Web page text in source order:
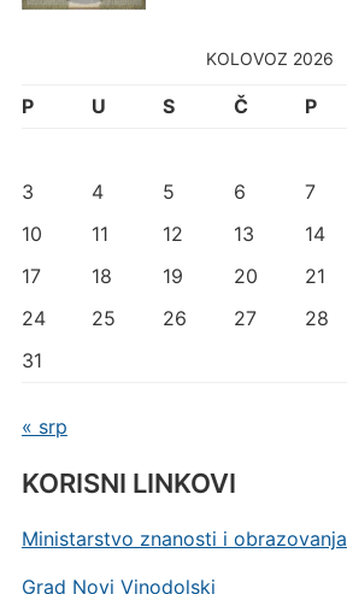
KOLOVOZ 2026
P U S Č P
3
4 5 6 7
10
11 12 13 14
17
18 19 20 21
24
25 26 27 28
31
« srp
KORISNI LINKOVI
Ministarstvo znanosti i obrazovanja
Grad Novi Vinodolski